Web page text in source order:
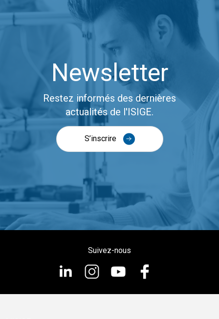
Newsletter
Restez informés des dernières
actualités de l'ISIGE.
S’inscrire
Suivez-nous